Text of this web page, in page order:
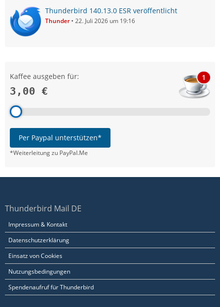
Thunderbird 140.13.0 ESR veröffentlicht
Thunder 22. Juli 2026 um 19:16
Kaffee ausgeben für:
3,00 €
1
Per Paypal unterstützen*
*Weiterleitung zu PayPal.Me
Thunderbird Mail DE
Impressum & Kontakt
Datenschutzerklärung
Einsatz von Cookies
Nutzungsbedingungen
Spendenaufruf für Thunderbird